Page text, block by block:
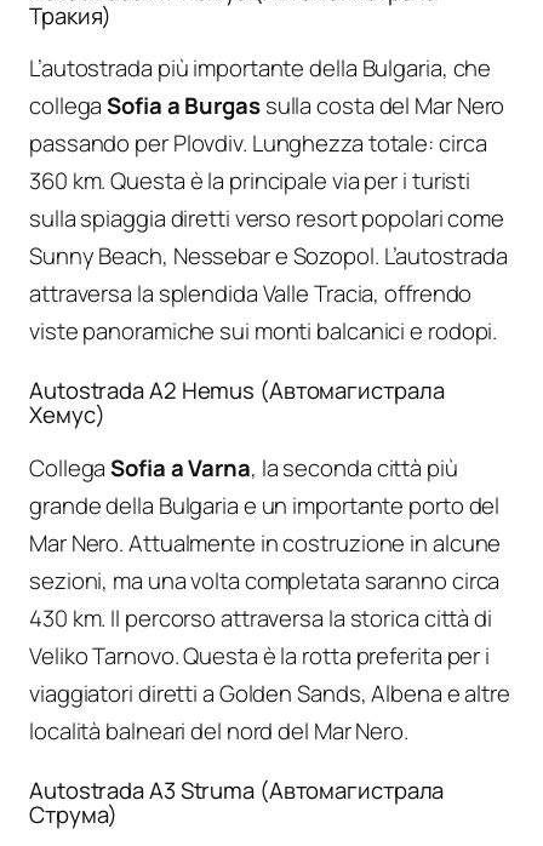
Тракия)
L’autostrada più importante della Bulgaria, che
collegaSofia a Burgassulla costa del Mar Nero
passando per Plovdiv. Lunghezza totale: circa
360 km. Questa è la principale via per i turisti
sulla spiaggia diretti verso resort popolari come
Sunny Beach, Nessebar e Sozopol. L’autostrada
attraversa la splendida Valle Tracia, offrendo
viste panoramiche sui monti balcanici e rodopi.
Autostrada A2 Hemus (Автомагистрала
Хемус)
CollegaSofia a Varna, la seconda città più
grande della Bulgaria e un importante porto del
Mar Nero. Attualmente in costruzione in alcune
sezioni, ma una volta completata saranno circa
430 km. Il percorso attraversa la storica città di
Veliko Tarnovo. Questa è la rotta preferita per i
viaggiatori diretti a Golden Sands, Albena e altre
località balneari del nord del Mar Nero.
Autostrada A3 Struma (Автомагистрала
Струма)